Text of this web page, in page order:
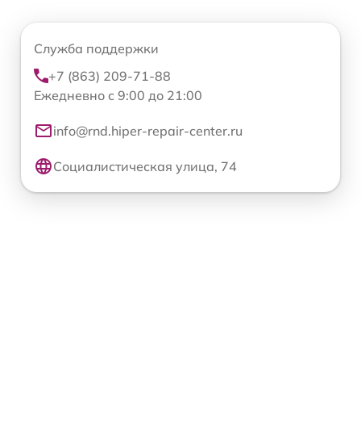
Служба поддержки
+7 (863) 209-71-88
Ежедневно с 9:00 до 21:00
info@rnd.hiper-repair-center.ru
Социалистическая улица, 74